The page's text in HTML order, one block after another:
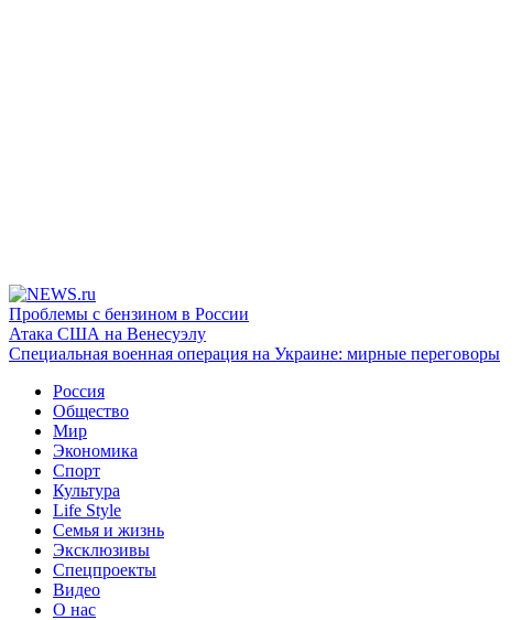
Проблемы с бензином в России
Атака США на Венесуэлу
Специальная военная операция на Украине: мирные переговоры
Россия
Общество
Мир
Экономика
Спорт
Культура
Life Style
Семья и жизнь
Эксклюзивы
Спецпроекты
Видео
О нас